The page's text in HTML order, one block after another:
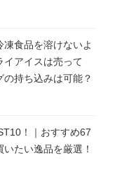
凍食品を溶けないよ
イアイスは売って
持ち込みは可能？
！｜おすすめ67
たい逸品を厳選！